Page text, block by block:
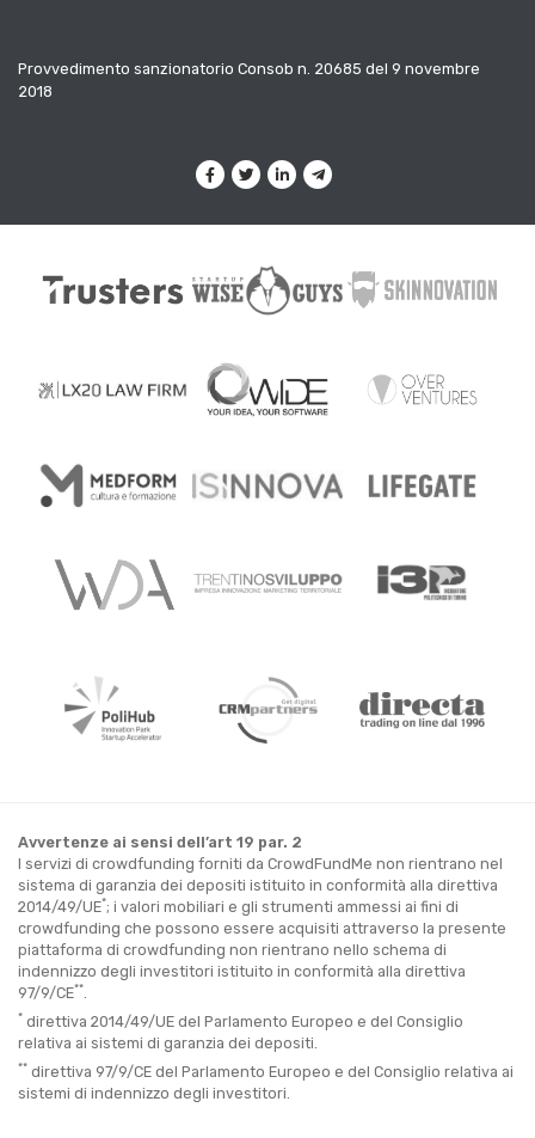
Provvedimento sanzionatorio Consob n. 20685 del 9 novembre
2018
Avvertenze ai sensi dell’art 19 par. 2
I servizi di crowdfunding forniti da CrowdFundMe non rientrano nel
sistema di garanzia dei depositi istituito in conformità alla direttiva
2014/49/UE*; i valori mobiliari e gli strumenti ammessi ai fini di
crowdfunding che possono essere acquisiti attraverso la presente
piattaforma di crowdfunding non rientrano nello schema di
indennizzo degli investitori istituito in conformità alla direttiva
97/9/CE**
* direttiva 2014/49/UE del Parlamento Europeo e del Consiglio
relativa ai sistemi di garanzia dei depositi.
** direttiva 97/9/CE del Parlamento Europeo e del Consiglio relativa ai
sistemi di indennizzo degli investitori.